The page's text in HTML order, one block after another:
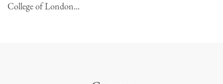
College of London...